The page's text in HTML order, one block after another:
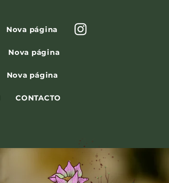
Nova página
Nova página
Nova página
CONTACTO